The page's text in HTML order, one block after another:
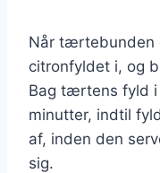
Når
citronfyldet i, og
Bag tærtens fyld i
minutter, indtil
af, inden den
sig.